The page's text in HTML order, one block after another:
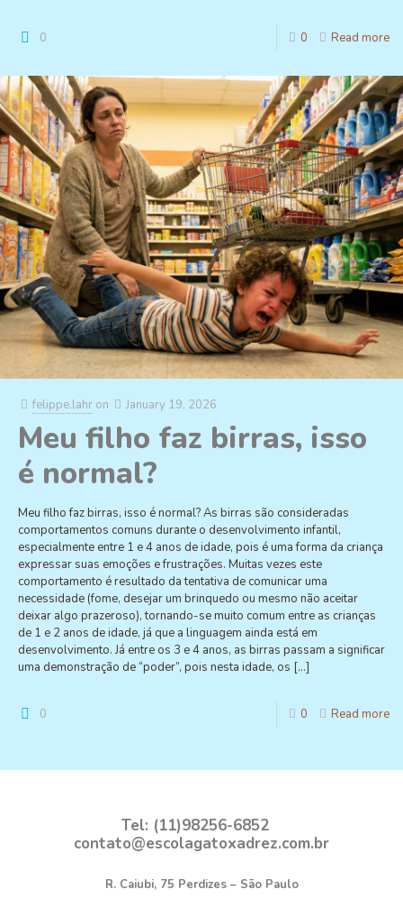
0 0 Read more
felippe.lahr on January 19, 2026
Meu filho faz birras, isso
é normal?
Meu filho faz birras, isso é normal? As birras são consideradas
comportamentos comuns durante o desenvolvimento infantil,
especialmente entre 1 e 4 anos de idade, pois é uma forma da criança
expressar suas emoções e frustrações. Muitas vezes este
comportamento é resultado da tentativa de comunicar uma
necessidade (fome, desejar um brinquedo ou mesmo não aceitar
deixar algo prazeroso), tornando-se muito comum entre as crianças
de 1 e 2 anos de idade, já que a linguagem ainda está em
desenvolvimento. Já entre os 3 e 4 anos, as birras passam a significar
uma demonstração de “poder”, pois nesta idade, os […]
0 0 Read more
Tel: (11)98256-6852
contato@escolagatoxadrez.com.br
R. Caiubi, 75 Perdizes – São Paulo